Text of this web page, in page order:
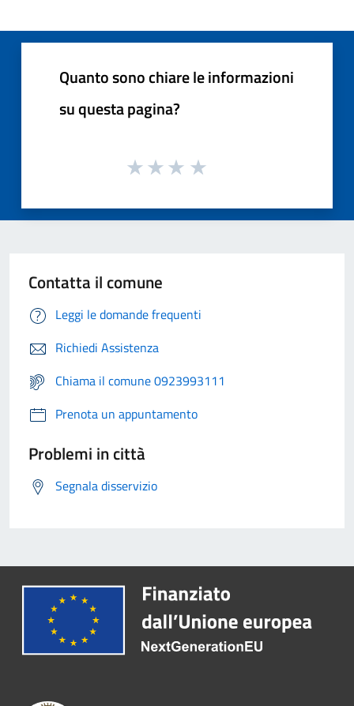
Quanto sono chiare le informazioni
su questa pagina?
Contatta il comune
Leggi le domande frequenti
Richiedi Assistenza
Chiama il comune 0923993111
Prenota un appuntamento
Problemi in città
Segnala disservizio